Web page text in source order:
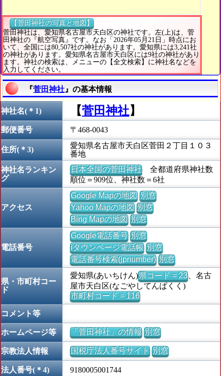
【菅田神社の写真と地図】
菅田神社は、愛知県名古屋市天白区の神社です。左(上)は、菅
田神社の『航空写真』です。なお「2026年05月21日」時点にお
いて、全国には80,507社の神社があります。愛知県には3,241社
の神社があります。愛知県名古屋市天白区には9社の神社があり
ます。神社の検索は、メニューの【全文検索】に神社名などを
入力してください。
『菅田神社 』の基本情報
神社名(＊1) 【菅田神社】
郵便番号 〒468-0043
住所(＊3)
愛知県名古屋市天白区菅田２丁目１０３
番地
神社名ランキン
グ
日本全国の菅田神社全都道府県神社数
順位＝909位、神社数＝6社
アクセス
Google Mapの地図 別窓
Yahoo Mapの地図 別窓
Bing Mapの地図 別窓
電話番号
Google電話番号 別窓
iタウンページ電話帳 別窓
電話番号検索(jpnumber) 別窓
県・市町村コー
ド
愛知県(あいちけん)県コード = 23、名古
屋市天白区(なごやしてんぱくく)
市町村コード = 116
コメント等
ホームページ等 「菅田神社」の情報 別窓
宗教法人情報 国税庁法人番号サイト 別窓
法人番号(＊4) 9180005001744